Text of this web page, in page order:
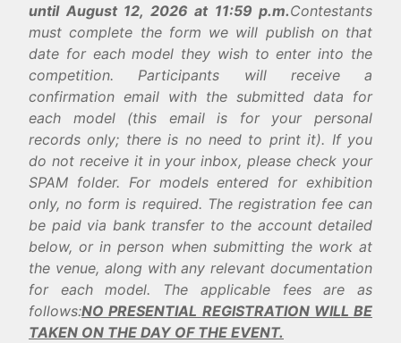
until August 12, 2026 at 11:59 p.m.Contestants
must complete the form we will publish on that
date for each model they wish to enter into the
competition. Participants will receive a
confirmation email with the submitted data for
each model (this email is for your personal
records only; there is no need to print it). If you
do not receive it in your inbox, please check your
SPAM folder. For models entered for exhibition
only, no form is required. The registration fee can
be paid via bank transfer to the account detailed
below, or in person when submitting the work at
the venue, along with any relevant documentation
for each model. The applicable fees are as
follows:NO PRESENTIAL REGISTRATION WILL BE
TAKEN ON THE DAY OF THE EVENT.